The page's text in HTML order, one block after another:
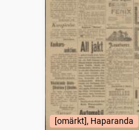
[omärkt], Haparanda